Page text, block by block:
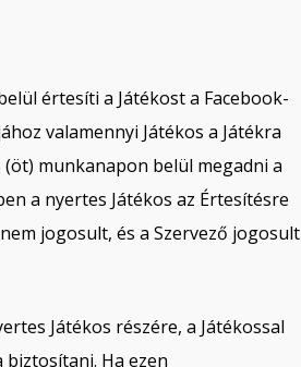
értesíti a Játékost a Facebook-
valamennyi Játékos a Játékra
munkanapon belül megadni a
a nyertes Játékos az Értesítésre
jogosult, és a Szervező jogosult
Játékos részére, a Játékossal
Ha ezen